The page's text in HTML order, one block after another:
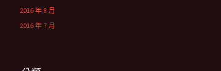
2016 年 8 月
2016 年 7 月